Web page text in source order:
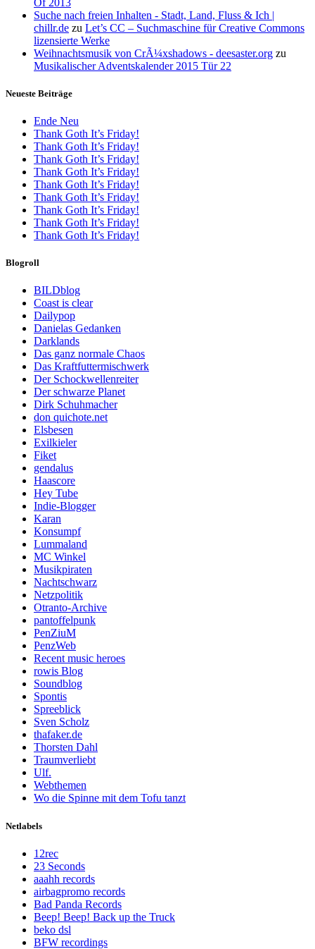
Suche nach freien Inhalten - Stadt, Land, Fluss & Ich |
chillr.de zu Let’s CC – Suchmaschine für Creative Commons
lizensierte Werke
Weihnachtsmusik von CrÃ¼xshadows - deesaster.org zu
Musikalischer Adventskalender 2015 Tür 22
Neueste Beiträge
Ende Neu
Thank Goth It’s Friday!
Thank Goth It’s Friday!
Thank Goth It’s Friday!
Thank Goth It’s Friday!
Thank Goth It’s Friday!
Thank Goth It’s Friday!
Thank Goth It’s Friday!
Thank Goth It’s Friday!
Thank Goth It’s Friday!
Blogroll
BILDblog
Coast is clear
Dailypop
Danielas Gedanken
Darklands
Das ganz normale Chaos
Das Kraftfuttermischwerk
Der Schockwellenreiter
Der schwarze Planet
Dirk Schuhmacher
don quichote.net
Elsbesen
Exilkieler
Fiket
gendalus
Haascore
Hey Tube
Indie-Blogger
Karan
Konsumpf
Lummaland
MC Winkel
Musikpiraten
Nachtschwarz
Netzpolitik
Otranto-Archive
pantoffelpunk
PenZiuM
PenzWeb
Recent music heroes
rowis Blog
Soundblog
Spontis
Spreeblick
Sven Scholz
thafaker.de
Thorsten Dahl
Traumverliebt
Ulf.
Webthemen
Wo die Spinne mit dem Tofu tanzt
Netlabels
12rec
23 Seconds
aaahh records
airbagpromo records
Bad Panda Records
Beep! Beep! Back up the Truck
beko dsl
BFW recordings